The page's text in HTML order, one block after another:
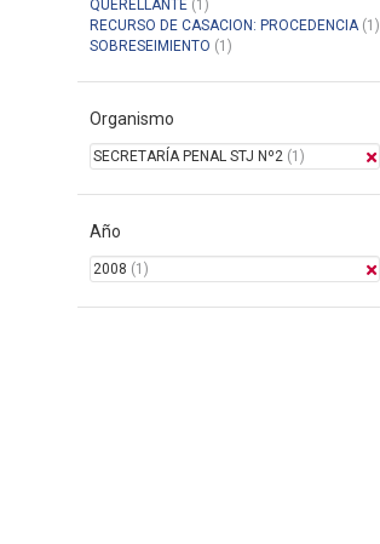
QUERELLANTE (1)
RECURSO DE CASACION: PROCEDENCIA(1)
SOBRESEIMIENTO (1)
Organismo
SECRETARÍA PENAL STJ Nº2 (1)
Año
2008 (1)